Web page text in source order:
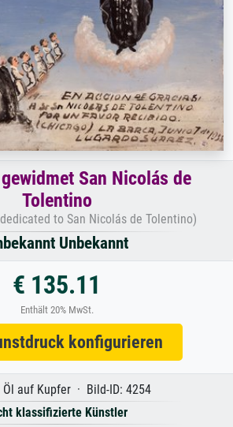
San Nicolás de
Tolentino
to San Nicolás de Tolentino)
Unbekannt
€ 135.11
Enthält 20% MwSt.
konfigurieren
auf Kupfer · Bild-ID: 4254
klassifizierte Künstler